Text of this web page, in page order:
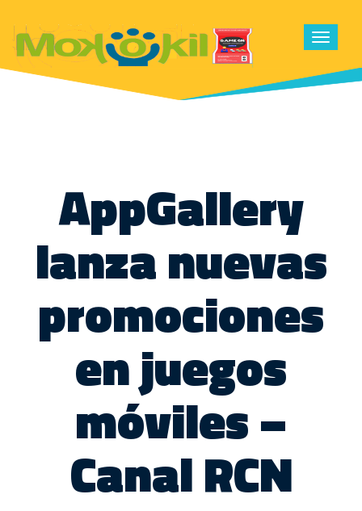
Toggle
AppGallery
lanza nuevas
promociones
en juegos
móviles –
Canal RCN